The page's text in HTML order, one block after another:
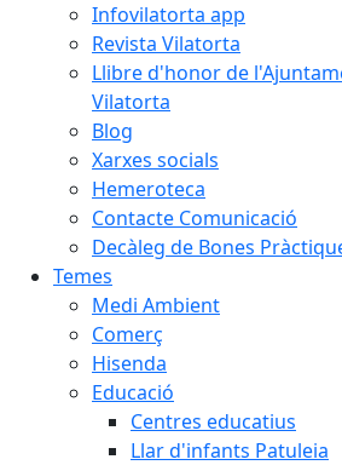
Infovilatorta app
Revista Vilatorta
Llibre d'honor de
Vilatorta
Blog
Xarxes socials
Hemeroteca
Contacte Comunicació
Decàleg de Bones
Temes
Medi Ambient
Comerç
Hisenda
Educació
Centres educatius
Llar d'infants Patuleia